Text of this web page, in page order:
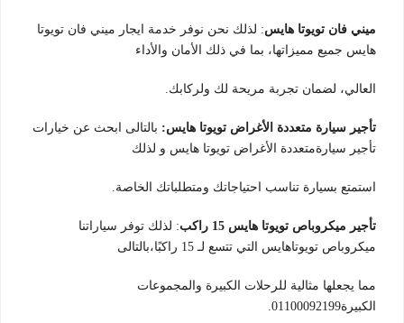
ميني فان تويوتا هايس: لذلك نحن نوفر خدمة ايجار ميني فان تويوتا
هايس جميع مميزاتها، بما في ذلك الأمان والأداء
العالي، لضمان تجربة مريحة لك ولركابك.
تأجير سيارة متعددة الأغراض تويوتا هايس: بالتالى ابحث عن خيارات
تأجير سيارةمتعددة الأغراض تويوتا هايس و لذلك
استمتع بسيارة تناسب احتياجاتك ومتطلباتك الخاصة.
تأجير ميكروباص تويوتا هايس 15 راكب
: لذلك توفر سياراتنا
ميكروباص تويوتاهايس التي تتسع لـ 15 راكبًا،بالتالى
مما يجعلها مثالية للرحلات الكبيرة والمجموعات
الكبيرة01100092199.